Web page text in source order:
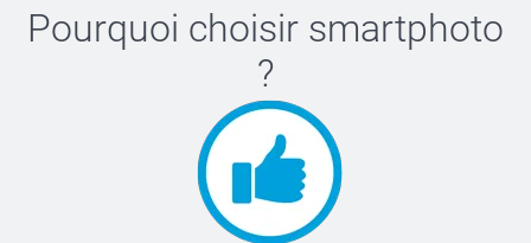
Pourquoi choisir smartphoto
?